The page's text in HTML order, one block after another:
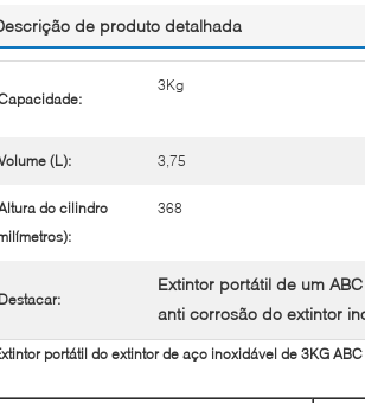
de produto detalhada
3Kg
(L): 3,75
do cilindro
368
Extintor portátil de um
anti corrosão do extintor
portátil do extintor de aço inoxidável de 3KG ABC